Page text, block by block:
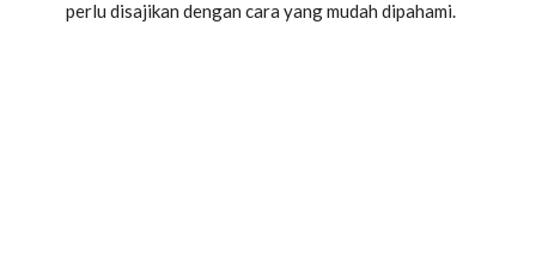
perlu disajikan dengan cara yang mudah dipahami.